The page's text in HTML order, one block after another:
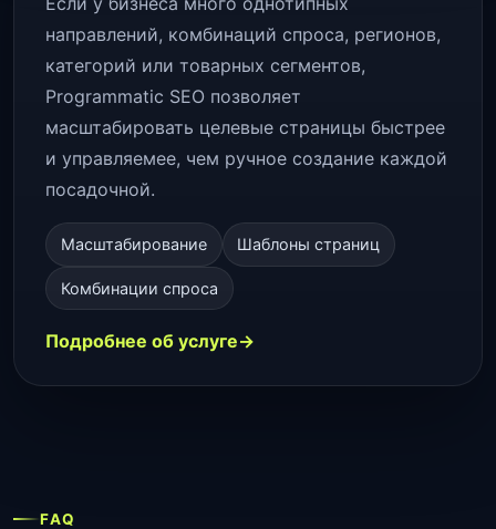
направлений, комбинаций спроса, регионов,
категорий или товарных сегментов,
Programmatic SEO позволяет
масштабировать целевые страницы быстрее
и управляемее, чем ручное создание каждой
посадочной.
Масштабирование Шаблоны страниц
Комбинации спроса
Подробнее об услуге
FAQ